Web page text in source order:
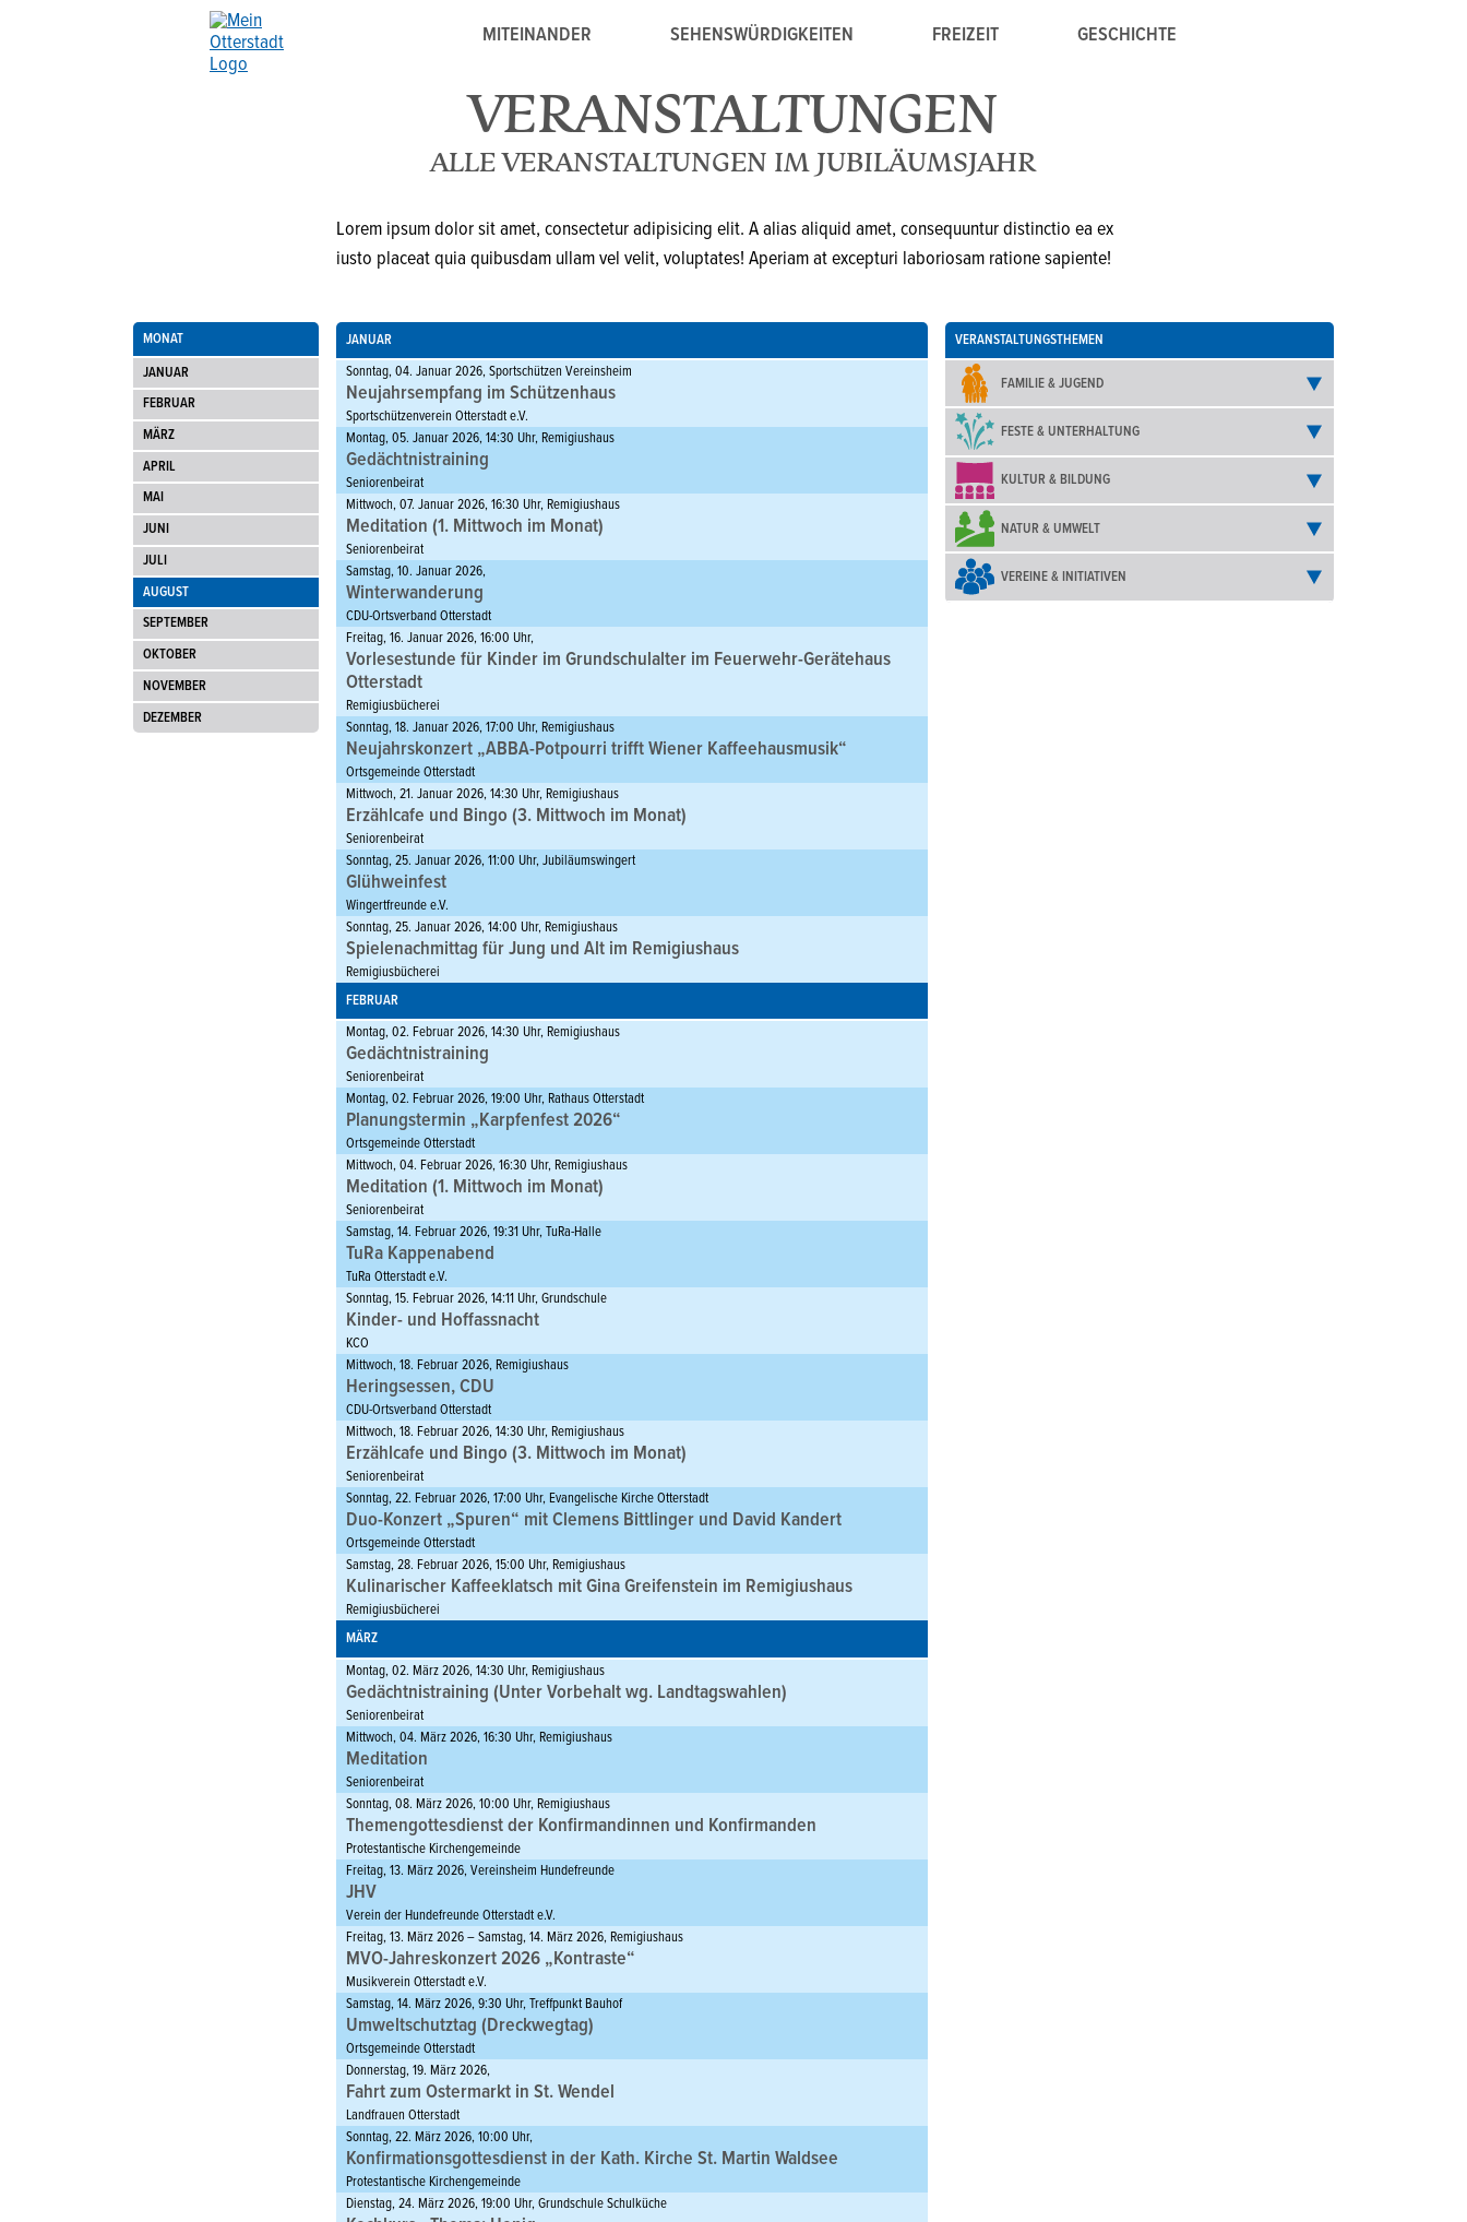
MITEINANDER SEHENSWÜRDIGKEITEN FREIZEIT GESCHICHTE
VERANSTALTUNGEN
ALLE VERANSTALTUNGEN IM JUBILÄUMSJAHR
Lorem ipsum dolor sit amet, consectetur adipisicing elit. A alias aliquid amet, consequuntur distinctio ea ex
iusto placeat quia quibusdam ullam vel velit, voluptates! Aperiam at excepturi laboriosam ratione sapiente!
MONAT
JANUAR
FEBRUAR
MÄRZ
APRIL
MAI
JUNI
JULI
AUGUST
SEPTEMBER
OKTOBER
NOVEMBER
DEZEMBER
JANUAR
Sonntag, 04. Januar 2026, Sportschützen Vereinsheim
Neujahrsempfang im Schützenhaus
Sportschützenverein Otterstadt e.V.
Montag, 05. Januar 2026, 14:30 Uhr, Remigiushaus
Gedächtnistraining
Seniorenbeirat
Mittwoch, 07. Januar 2026, 16:30 Uhr, Remigiushaus
Meditation (1. Mittwoch im Monat)
Seniorenbeirat
Samstag, 10. Januar 2026,
Winterwanderung
CDU-Ortsverband Otterstadt
Freitag, 16. Januar 2026, 16:00 Uhr,
Vorlesestunde für Kinder im Grundschulalter im Feuerwehr-Gerätehaus
Otterstadt
Remigiusbücherei
Sonntag, 18. Januar 2026, 17:00 Uhr, Remigiushaus
Neujahrskonzert „ABBA-Potpourri trifft Wiener Kaffeehausmusik“
Ortsgemeinde Otterstadt
Mittwoch, 21. Januar 2026, 14:30 Uhr, Remigiushaus
Erzählcafe und Bingo (3. Mittwoch im Monat)
Seniorenbeirat
Sonntag, 25. Januar 2026, 11:00 Uhr, Jubiläumswingert
Glühweinfest
Wingertfreunde e.V.
Sonntag, 25. Januar 2026, 14:00 Uhr, Remigiushaus
Spielenachmittag für Jung und Alt im Remigiushaus
Remigiusbücherei
FEBRUAR
Montag, 02. Februar 2026, 14:30 Uhr, Remigiushaus
Gedächtnistraining
Seniorenbeirat
Montag, 02. Februar 2026, 19:00 Uhr, Rathaus Otterstadt
Planungstermin „Karpfenfest 2026“
Ortsgemeinde Otterstadt
Mittwoch, 04. Februar 2026, 16:30 Uhr, Remigiushaus
Meditation (1. Mittwoch im Monat)
Seniorenbeirat
Samstag, 14. Februar 2026, 19:31 Uhr, TuRa-Halle
TuRa Kappenabend
TuRa Otterstadt e.V.
Sonntag, 15. Februar 2026, 14:11 Uhr, Grundschule
Kinder- und Hoffassnacht
KCO
Mittwoch, 18. Februar 2026, Remigiushaus
Heringsessen, CDU
CDU-Ortsverband Otterstadt
Mittwoch, 18. Februar 2026, 14:30 Uhr, Remigiushaus
Erzählcafe und Bingo (3. Mittwoch im Monat)
Seniorenbeirat
Sonntag, 22. Februar 2026, 17:00 Uhr, Evangelische Kirche Otterstadt
Duo-Konzert „Spuren“ mit Clemens Bittlinger und David Kandert
Ortsgemeinde Otterstadt
Samstag, 28. Februar 2026, 15:00 Uhr, Remigiushaus
Kulinarischer Kaffeeklatsch mit Gina Greifenstein im Remigiushaus
Remigiusbücherei
MÄRZ
Montag, 02. März 2026, 14:30 Uhr, Remigiushaus
Gedächtnistraining (Unter Vorbehalt wg. Landtagswahlen)
Seniorenbeirat
Mittwoch, 04. März 2026, 16:30 Uhr, Remigiushaus
Meditation
Seniorenbeirat
Sonntag, 08. März 2026, 10:00 Uhr, Remigiushaus
Themengottesdienst der Konfirmandinnen und Konfirmanden
Protestantische Kirchengemeinde
Freitag, 13. März 2026, Vereinsheim Hundefreunde
JHV
Verein der Hundefreunde Otterstadt e.V.
Freitag, 13. März 2026 – Samstag, 14. März 2026, Remigiushaus
MVO-Jahreskonzert 2026 „Kontraste“
Musikverein Otterstadt e.V.
Samstag, 14. März 2026, 9:30 Uhr, Treffpunkt Bauhof
Umweltschutztag (Dreckwegtag)
Ortsgemeinde Otterstadt
Donnerstag, 19. März 2026,
Fahrt zum Ostermarkt in St. Wendel
Landfrauen Otterstadt
Sonntag, 22. März 2026, 10:00 Uhr,
Konfirmationsgottesdienst in der Kath. Kirche St. Martin Waldsee
Protestantische Kirchengemeinde
Dienstag, 24. März 2026, 19:00 Uhr, Grundschule Schulküche
VERANSTALTUNGSTHEMEN
FAMILIE & JUGEND
FESTE & UNTERHALTUNG
KULTUR & BILDUNG
NATUR & UMWELT
VEREINE & INITIATIVEN